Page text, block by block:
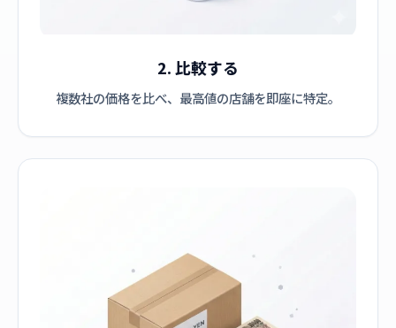
2. 比較する
複数社の価格を比べ、最高値の店舗を即座に特定。